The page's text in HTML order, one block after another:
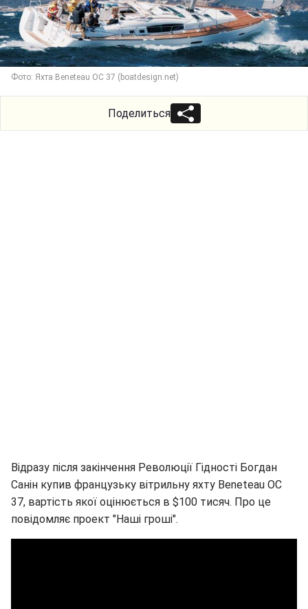
Фото: Яхта Beneteau OC 37 (boatdesign.net)
Поделиться
Відразу після закінчення Революції Гідності Богдан
Санін купив французьку вітрильну яхту Beneteau OC
37, вартість якої оцінюється в $100 тисяч. Про це
повідомляє проект "Наші гроші".